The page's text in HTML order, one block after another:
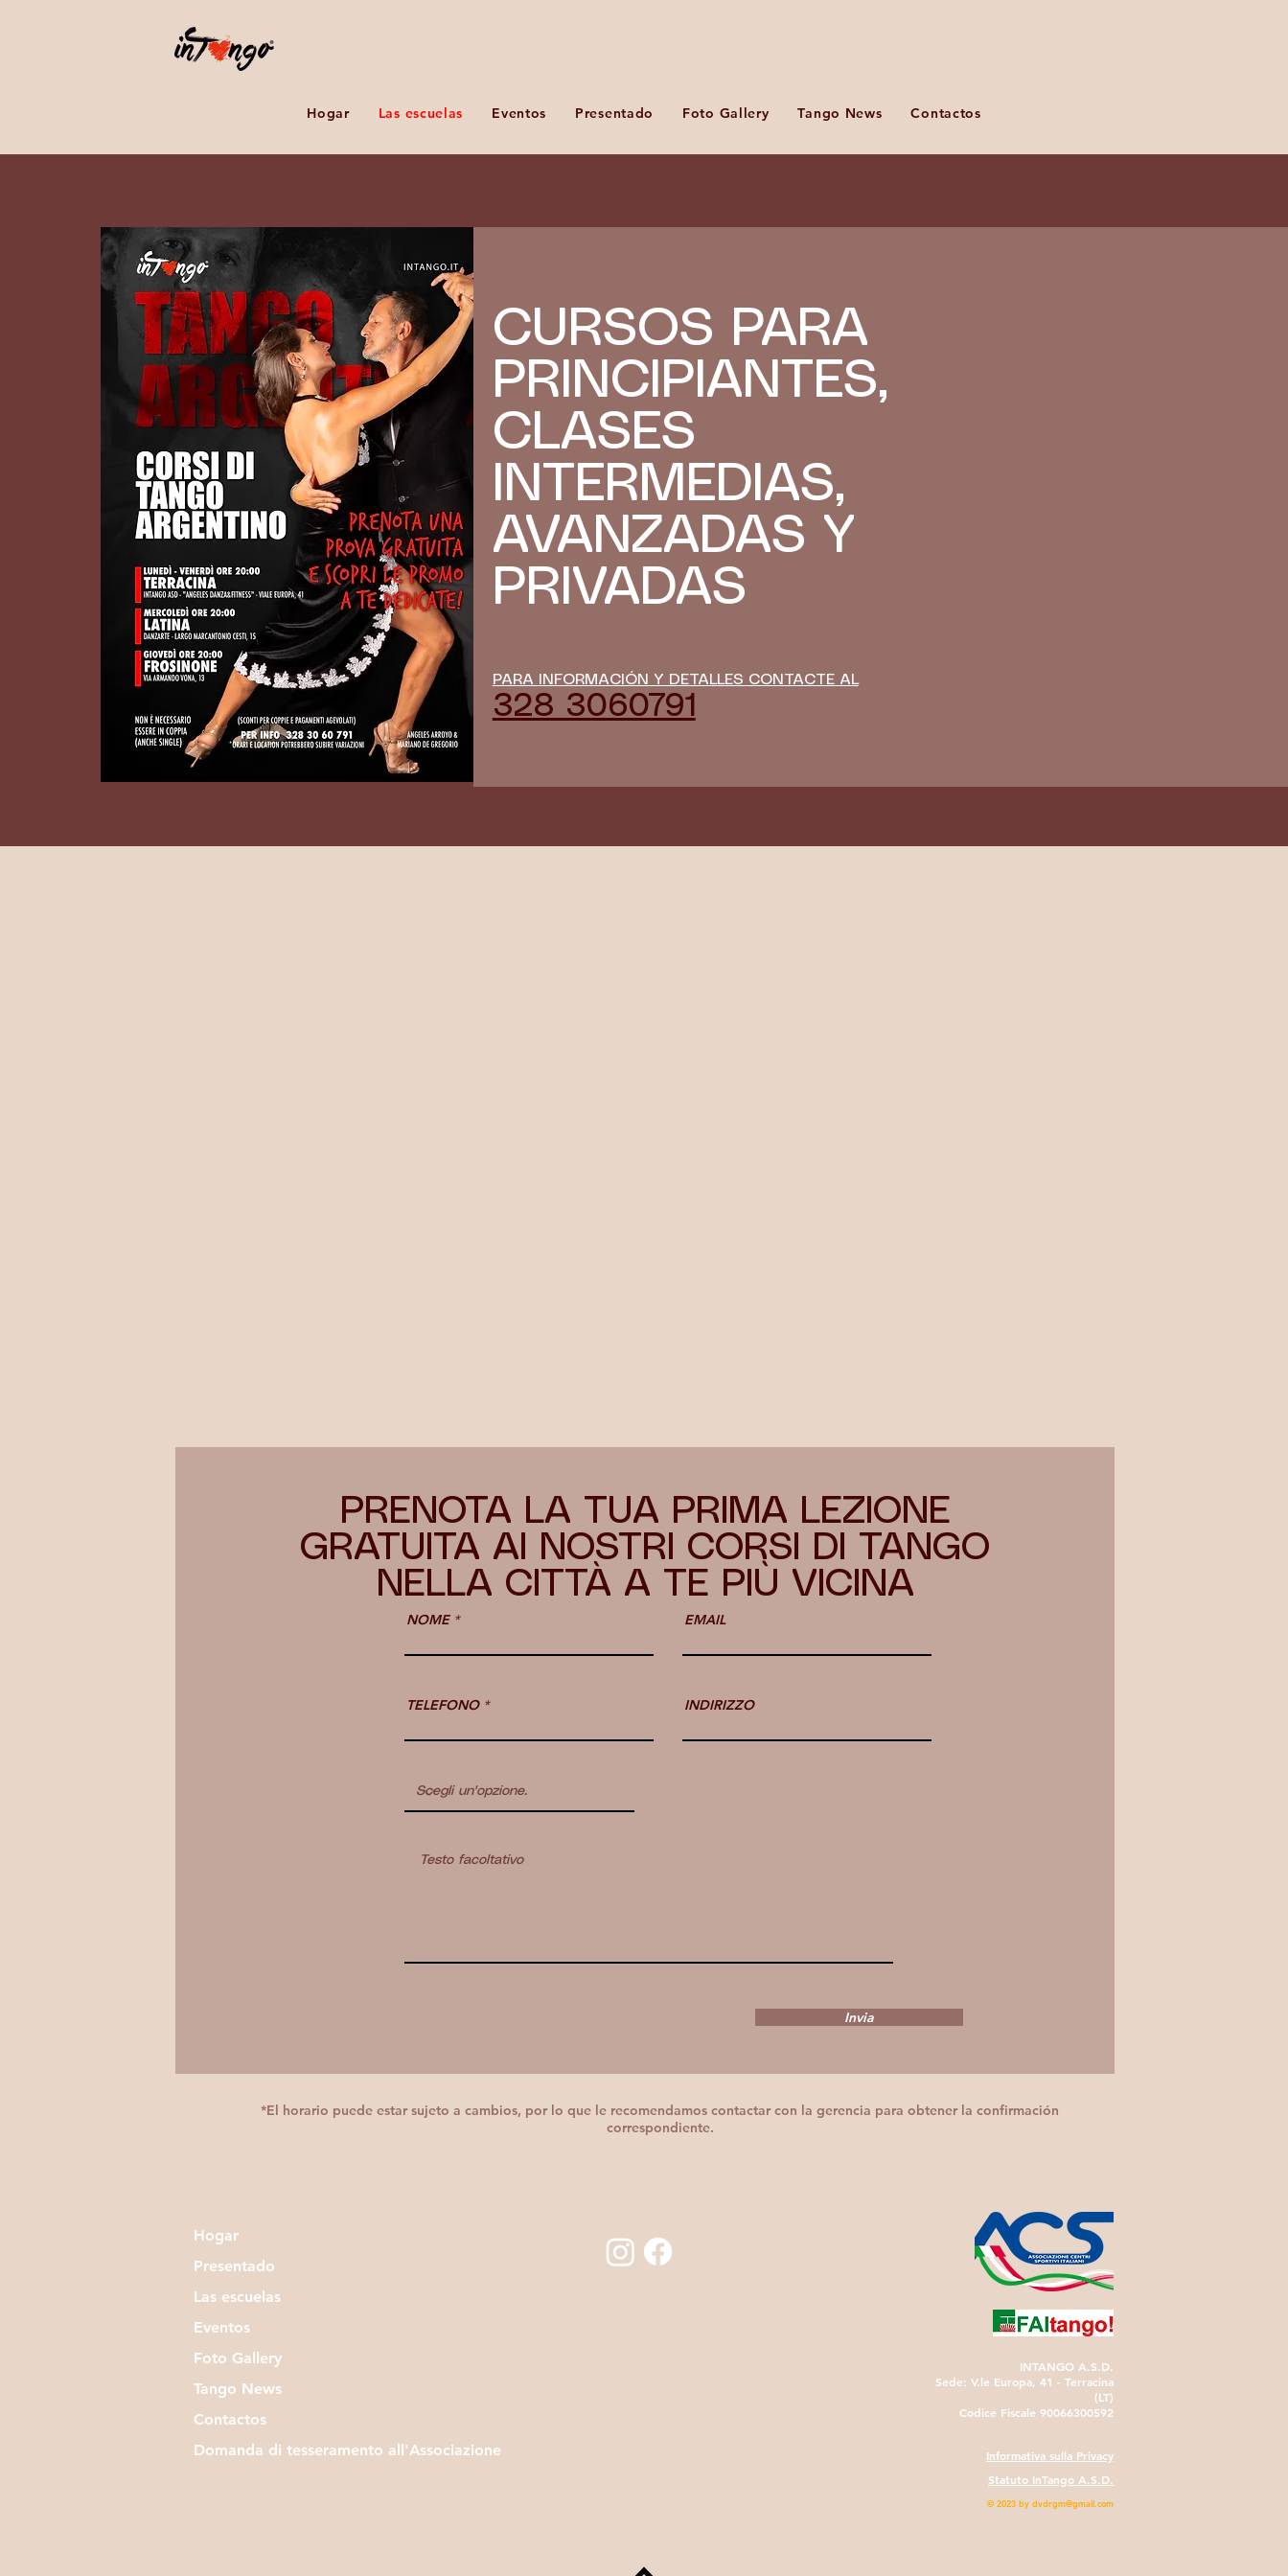
Hogar Las escuelas Eventos Presentado Foto Gallery Tango News Contactos
CURSOS PARA
PRINCIPIANTES,
CLASES
INTERMEDIAS,
AVANZADAS Y
PRIVADAS
PARA INFORMACIÓN Y DETALLES CONTACTE AL
328 3060791
PRENOTA LA TUA PRIMA LEZIONE
GRATUITA AI NOSTRI CORSI DI TANGO
NELLA CITTÀ A TE PIÙ VICINA
NOME EMAIL
TELEFONO INDIRIZZO
Invia
*El horario puede estar sujeto a cambios, por lo que le recomendamos contactar con la gerencia para obtener la confirmación
correspondiente.
Hogar
Presentado
Las escuelas
Eventos
Foto Gallery
Tango News
Contactos
Domanda di tesseramento all'Associazione
INTANGO A.S.D.
Sede: V.le Europa, 41 - Terracina
(LT)
Codice Fiscale 90066300592
Informativa sulla Privacy
Statuto InTango A.S.D.
© 2023 by dvdrgm@gmail.com